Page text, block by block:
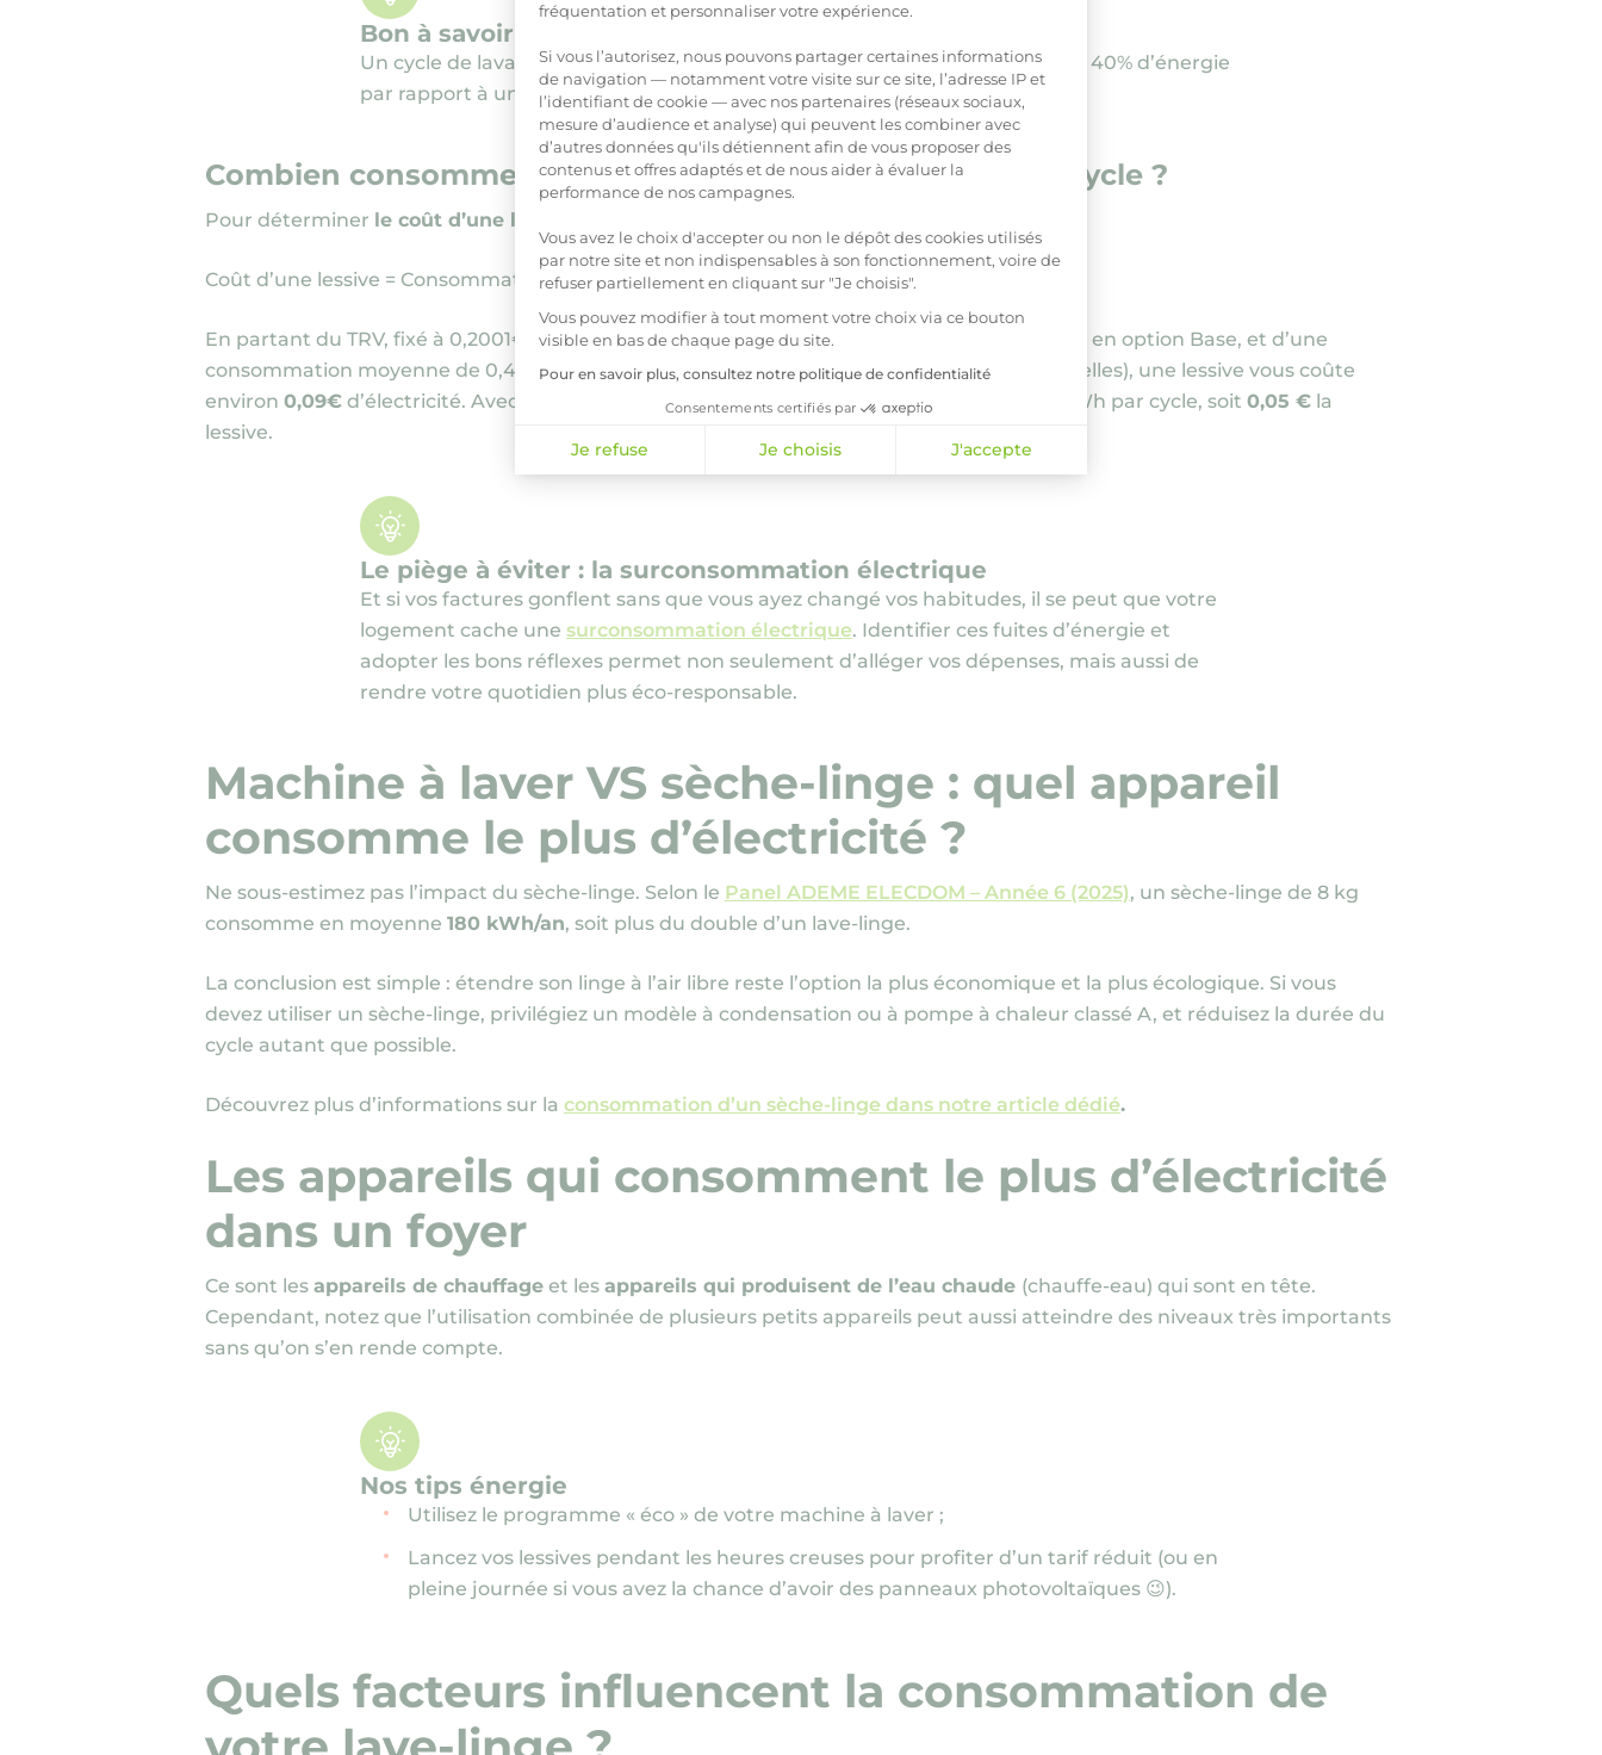
fréquentation et personnaliser votre expérience.
Si vous l’autorisez, nous pouvons partager certaines informations
de navigation — notamment votre visite sur ce site, l’adresse IP et
l’identifiant de cookie — avec nos partenaires (réseaux sociaux,
mesure d’audience et analyse) qui peuvent les combiner avec
d’autres données qu'ils détiennent afin de vous proposer des
contenus et offres adaptés et de nous aider à évaluer la
performance de nos campagnes.
Vous avez le choix d'accepter ou non le dépôt des cookies utilisés
par notre site et non indispensables à son fonctionnement, voire de
refuser partiellement en cliquant sur "Je choisis".
Vous pouvez modifier à tout moment votre choix via ce bouton
visible en bas de chaque page du site.
Pour en savoir plus, consultez notre politique de confidentialité
Consentements certifiés par
Je refuse Je choisis J'accepte
Axeptio consent
Bon à savoir
Un cycle de lavage à30°C en mode écovous permet d’économiser jusqu’à 40% d’énergie
par rapport à un cycle à 60°C.
Combien consomme réellement une machine à laver par cycle ?
Pour déterminer le coût d’une lessive
Coût d’une lessive = Consommation de la machine à laver × Coût du kWh
En partant du TRV, fixé à 0,2001€/kWh depuis le 1
août 2026 pour une puissance de 6 kVA en option Base, et d’une
consommation moyenne de 0,43 kWh par cycle(soit 85 kWh répartis sur 198 lessives annuelles), une lessive vous coûte
environ 0,09€ d’électricité. Avec un lave-linge de classe A, plus sobre, on descend à 0,25 kWh par cycle, soit 0,05 € la
lessive.
Le piège à éviter : la surconsommation électrique
Et si vos factures gonflent sans que vous ayez changé vos habitudes, il se peut que votre
logement cache une surconsommation électrique. Identifier ces fuites d’énergie et
adopter les bons réflexes permet non seulement d’alléger vos dépenses, mais aussi de
rendre votre quotidien plus éco-responsable.
Machine à laver VS sèche-linge : quel appareil
consomme le plus d’électricité ?
Ne sous-estimez pas l’impact du sèche-linge. Selon le Panel ADEME ELECDOM – Année 6 (2025), un sèche-linge de 8 kg
consomme en moyenne 180 kWh/an, soit plus du double d’un lave-linge.
La conclusion est simple : étendre son linge à l’air libre reste l’option la plus économique et la plus écologique. Si vous
devez utiliser un sèche-linge, privilégiez un modèle à condensation ou à pompe à chaleur classé A, et réduisez la durée du
cycle autant que possible.
Découvrez plus d’informations sur la consommation d’un sèche-linge dans notre article dédié.
Les appareils qui consomment le plus d’électricité
dans un foyer
Ce sont les appareils de chauffage et les appareils qui produisent de l’eau chaude (chauffe-eau) qui sont en tête.
Cependant, notez que l’utilisation combinée de plusieurs petits appareils peut aussi atteindre des niveaux très importants
sans qu’on s’en rende compte.
Nos tips énergie
Utilisez le programme « éco » de votre machine à laver ;
Lancez vos lessives pendant les heures creuses pour profiter d’un tarif réduit (ou en
pleine journée si vous avez la chance d’avoir des panneaux photovoltaïques 😉).
Quels facteurs influencent la consommation de